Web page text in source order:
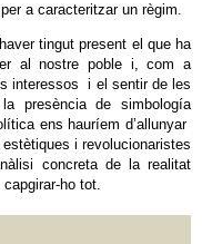
a caracteritzar un règim.
tingut present el que ha
al nostre poble i, com a
interessos i el sentir de les
presència de simbología
ens hauríem d’allunyar
i revolucionaristes
concreta de la realitat
ho tot.